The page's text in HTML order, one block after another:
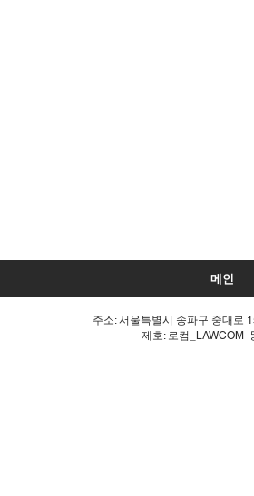
메인
주소: 서울특별시 송파구 중대
제호: 로컴_LAWCOM